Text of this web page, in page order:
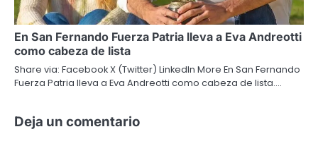
En San Fernando Fuerza Patria lleva a Eva Andreotti
como cabeza de lista
Share via: Facebook X (Twitter) LinkedIn More En San Fernando
Fuerza Patria lleva a Eva Andreotti como cabeza de lista.…
Deja un comentario